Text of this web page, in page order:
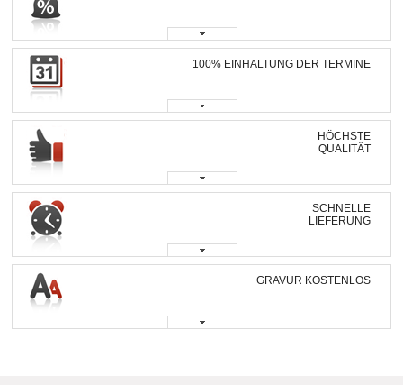
100% EINHALTUNG DER TERMINE
HÖCHSTE
QUALITÄT
SCHNELLE
LIEFERUNG
GRAVUR KOSTENLOS